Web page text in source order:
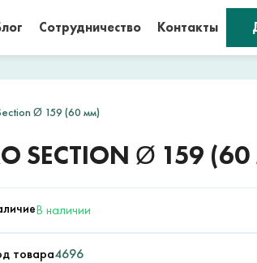
Сотрудничество Контакты
Ø 159 (60 мм)
SECTION Ø 159
В наличии
товара4696